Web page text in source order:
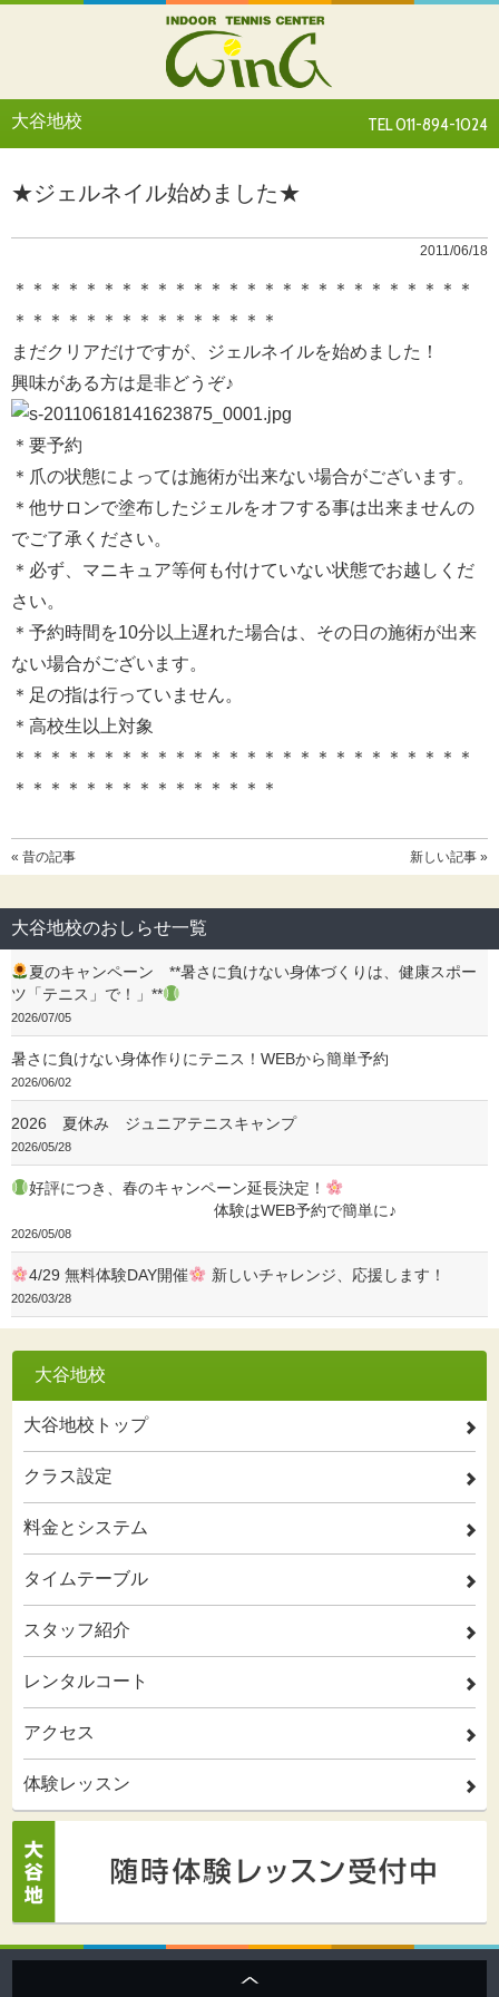
大谷地校 TEL 011-894-1024
★ジェルネイル始めました★
2011/06/18
＊＊＊＊＊＊＊＊＊＊＊＊＊＊＊＊＊＊＊＊＊＊＊＊＊＊
＊＊＊＊＊＊＊＊＊＊＊＊＊＊＊
まだクリアだけですが、ジェルネイルを始めました！
興味がある方は是非どうぞ♪
＊要予約
＊爪の状態によっては施術が出来ない場合がございます。
＊他サロンで塗布したジェルをオフする事は出来ませんの
でご了承ください。
＊必ず、マニキュア等何も付けていない状態でお越しくだ
さい。
＊予約時間を10分以上遅れた場合は、その日の施術が出来
ない場合がございます。
＊足の指は行っていません。
＊高校生以上対象
＊＊＊＊＊＊＊＊＊＊＊＊＊＊＊＊＊＊＊＊＊＊＊＊＊＊
＊＊＊＊＊＊＊＊＊＊＊＊＊＊＊
« 昔の記事 新しい記事 »
大谷地校のおしらせ一覧
夏のキャンペーン **暑さに負けない身体づくりは、健康スポー
ツ「テニス」で！」**
2026/07/05
暑さに負けない身体作りにテニス！WEBから簡単予約
2026/06/02
2026 夏休み ジュニアテニスキャンプ
2026/05/28
好評につき、春のキャンペーン延長決定！
体験はWEB予約で簡単に♪
2026/05/08
4/29 無料体験DAY開催 新しいチャレンジ、応援します！
2026/03/28
大谷地校
大谷地校トップ 2
クラス設定 2
料金とシステム 2
タイムテーブル 2
スタッフ紹介 2
レンタルコート 2
アクセス 2
体験レッスン 2